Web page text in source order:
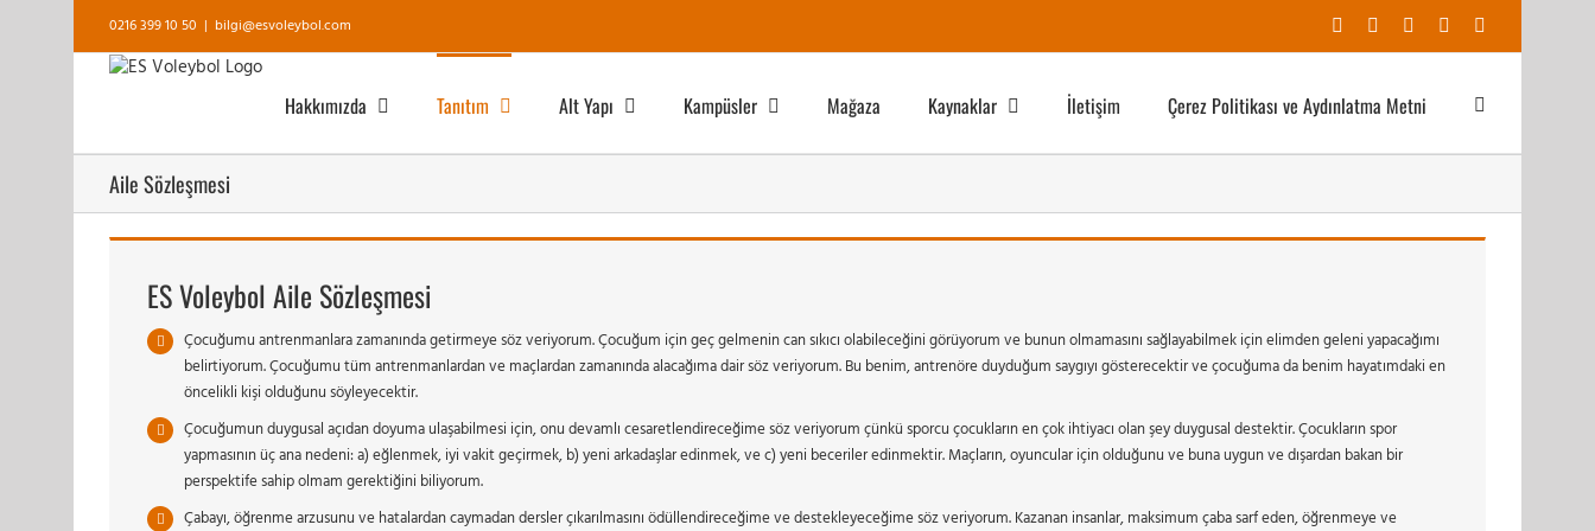
0216 399 10 50 | bilgi@esvoleybol.com Facebook YouTubeInstagram
Hakkımızda Tanıtım Alt Yapı Kampüsler Mağaza Kaynaklar İletişim Çerez Politikası ve Aydınlatma Metni
Aile Sözleşmesi
ES Voleybol Aile Sözleşmesi
Çocuğumu antrenmanlara zamanında getirmeye söz veriyorum. Çocuğum için geç gelmenin can sıkıcı olabileceğini görüyorum ve bunun olmamasını sağlayabilmek için elimden geleni yapacağımı
belirtiyorum. Çocuğumu tüm antrenmanlardan ve maçlardan zamanında alacağıma dair söz veriyorum. Bu benim, antrenöre duyduğum saygıyı gösterecektir ve çocuğuma da benim hayatımdaki en
öncelikli kişi olduğunu söyleyecektir.
Çocuğumun duygusal açıdan doyuma ulaşabilmesi için, onu devamlı cesaretlendireceğime söz veriyorum çünkü sporcu çocukların en çok ihtiyacı olan şey duygusal destektir. Çocukların spor
yapmasının üç ana nedeni: a) eğlenmek, iyi vakit geçirmek, b) yeni arkadaşlar edinmek, ve c) yeni beceriler edinmektir. Maçların, oyuncular için olduğunu ve buna uygun ve dışardan bakan bir
perspektife sahip olmam gerektiğini biliyorum.
Çabayı, öğrenme arzusunu ve hatalardan caymadan dersler çıkarılmasını ödüllendireceğime ve destekleyeceğime söz veriyorum. Kazanan insanlar, maksimum çaba sarf eden, öğrenmeye ve